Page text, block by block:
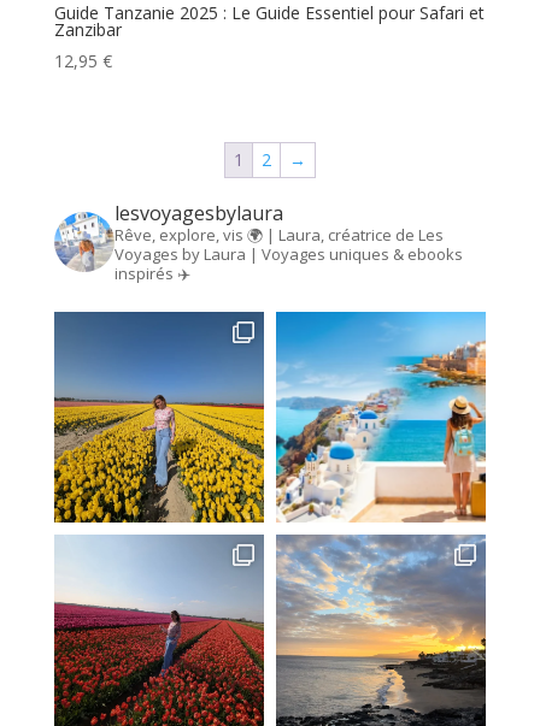
Guide Tanzanie 2025 : Le Guide Essentiel pour Safari et
Zanzibar
12,95 €
1 2 →
lesvoyagesbylaura
Rêve, explore, vis 🌍 | Laura, créatrice de Les
Voyages by Laura | Voyages uniques & ebooks
inspirés ✈️